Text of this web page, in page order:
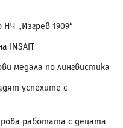
„Изгрев 1909“
INSAIT
медала по лингвистика
успехите с
работата с децата